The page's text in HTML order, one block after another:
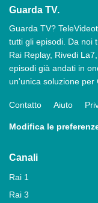
Guarda TV.
Guarda TV?
tutti gli episodi. Da noi
Rai Replay, Rivedi
episodi già andati in
un'unica soluzione per
Contatto Aiuto
Modifica le
Canali
Rai 1
Rai 3